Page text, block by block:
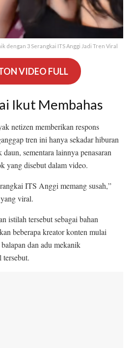
dengan 3 Serangkai ITS Anggi Jadi Tren Viral
VIDEO FULL
Ikut Membahas
netizen memberikan respons
tren ini hanya sekadar hiburan
sementara lainnya penasaran
yang disebut dalam video.
ITS Anggi memang susah,”
viral.
istilah tersebut sebagai bahan
beberapa kreator konten mulai
dan adu mekanik